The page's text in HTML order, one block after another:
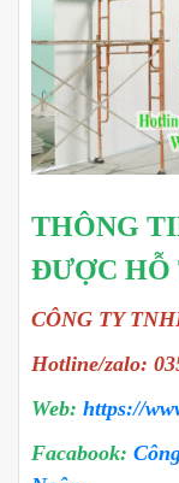
THÔNG
ĐƯỢC HỖ
CÔNG TY
Hotline/zalo:
Web: https://
Facabook: